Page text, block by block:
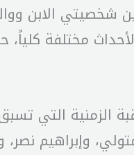
شخصيتي الابن
مختلفة
الزمنية
وإبراهيم